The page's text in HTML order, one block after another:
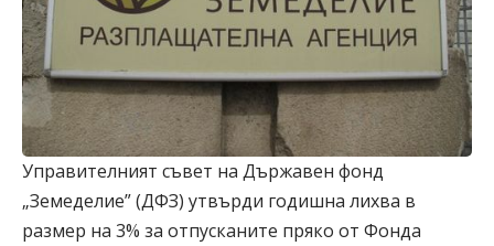
Управителният съвет на Държавен фонд
„Земеделие” (ДФЗ) утвърди годишна лихва в
размер на 3% за отпусканите пряко от Фонда